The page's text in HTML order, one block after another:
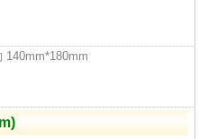
140mm*180mm